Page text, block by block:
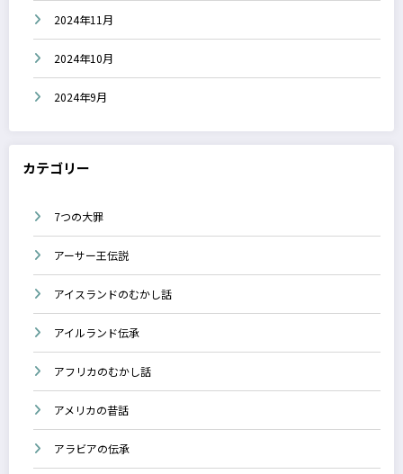
2024年11月
2024年10月
2024年9月
カテゴリー
7つの大罪
アーサー王伝説
アイスランドのむかし話
アイルランド伝承
アフリカのむかし話
アメリカの昔話
アラビアの伝承